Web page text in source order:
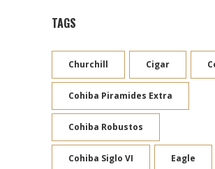
TAGS
Churchill Cigar
Cohiba Piramides Extra
Cohiba Robustos
Cohiba Siglo VI Eagle